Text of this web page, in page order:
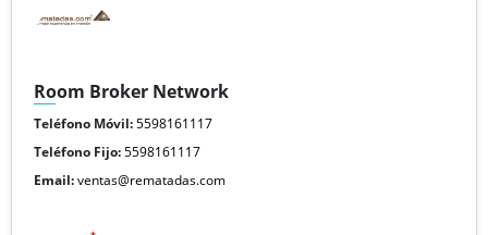
Room Broker Network
Teléfono Móvil:5598161117
Teléfono Fijo:5598161117
Email:ventas@rematadas.com